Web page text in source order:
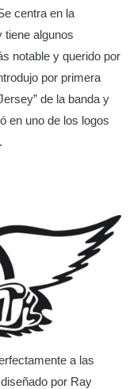
centra en la
tiene algunos
notable y querido por
por primera
de la banda y
en uno de los logos
a las
por Ray